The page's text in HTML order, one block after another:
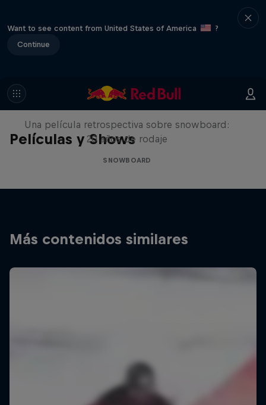
Want to see content from United States of America
?
Continue
Películas y Shows
Under Black Flag
Una película retrospectiva sobre snowboard:
20 años de rodaje
SNOWBOARD
Más contenidos similares